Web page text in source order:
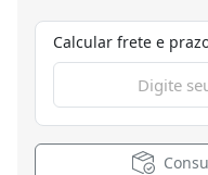
Calcular frete e